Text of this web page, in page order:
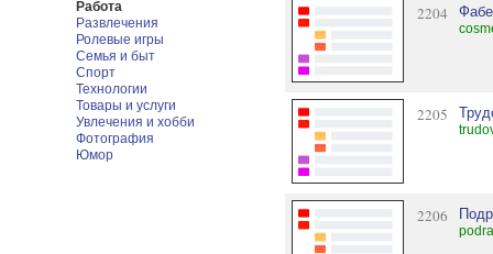
Работа
Развлечения
Ролевые игры
Семья и быт
Спорт
Технологии
Товары и услуги
Увлечения и хобби
Фотография
Юмор
2204
2205
2206